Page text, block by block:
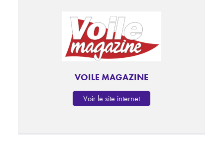
VOILE MAGAZINE
Voir le site internet